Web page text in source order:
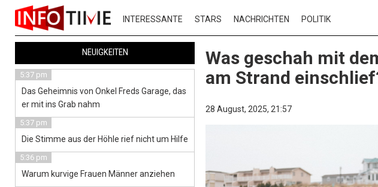
INTERESSANTE STARS NACHRICHTEN POLITIK
Was geschah mit
am Strand
28 August, 2025, 21:57
NEUIGKEITEN
5:37 pm
Das Geheimnis von Onkel Freds Garage, das
er mit ins Grab nahm
5:37 pm
Die Stimme aus der Höhle rief nicht um Hilfe
5:36 pm
Warum kurvige Frauen Männer anziehen